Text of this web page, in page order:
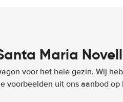
Maria
voor het hele gezin. Wij
voorbeelden uit ons aanbod op